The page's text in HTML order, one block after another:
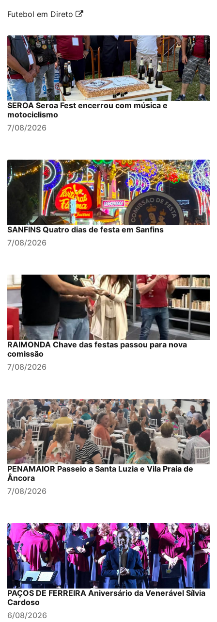
Futebol em Direto
SEROA Seroa Fest encerrou com música e
motociclismo
7/08/2026
SANFINS Quatro dias de festa em Sanfins
7/08/2026
RAIMONDA Chave das festas passou para nova
comissão
7/08/2026
PENAMAIOR Passeio a Santa Luzia e Vila Praia de
Âncora
7/08/2026
PAÇOS DE FERREIRA Aniversário da Venerável Sílvia
Cardoso
6/08/2026